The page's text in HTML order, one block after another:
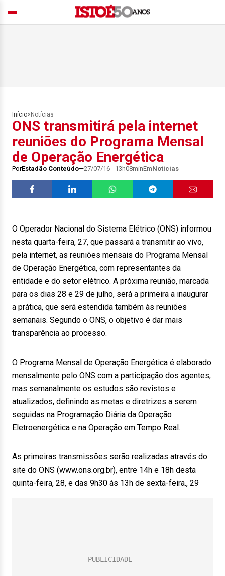
Início> Notícias
ONS transmitirá pela internet
reuniões do Programa Mensal
de Operação Energética
PorEstadão Conteúdo 27/07/16 - 13h08minEmNotícias
O Operador Nacional do Sistema Elétrico (ONS) informou
nesta quarta-feira, 27, que passará a transmitir ao vivo,
pela internet, as reuniões mensais do Programa Mensal
de Operação Energética, com representantes da
entidade e do setor elétrico. A próxima reunião, marcada
para os dias 28 e 29 de julho, será a primeira a inaugurar
a prática, que será estendida também às reuniões
semanais. Segundo o ONS, o objetivo é dar mais
transparência ao processo.
O Programa Mensal de Operação Energética é elaborado
mensalmente pelo ONS com a participação dos agentes,
mas semanalmente os estudos são revistos e
atualizados, definindo as metas e diretrizes a serem
seguidas na Programação Diária da Operação
Eletroenergética e na Operação em Tempo Real.
As primeiras transmissões serão realizadas através do
site do ONS (www.ons.org.br), entre 14h e 18h desta
quinta-feira, 28, e das 9h30 às 13h de sexta-feira., 29